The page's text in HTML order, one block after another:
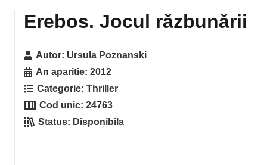
Erebos. Jocul răzbunării
Autor: Ursula Poznanski
An aparitie:2012
Categorie:Thriller
Cod unic:24763
Status: Disponibila